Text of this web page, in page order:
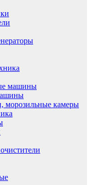
машины
морозильные камеры